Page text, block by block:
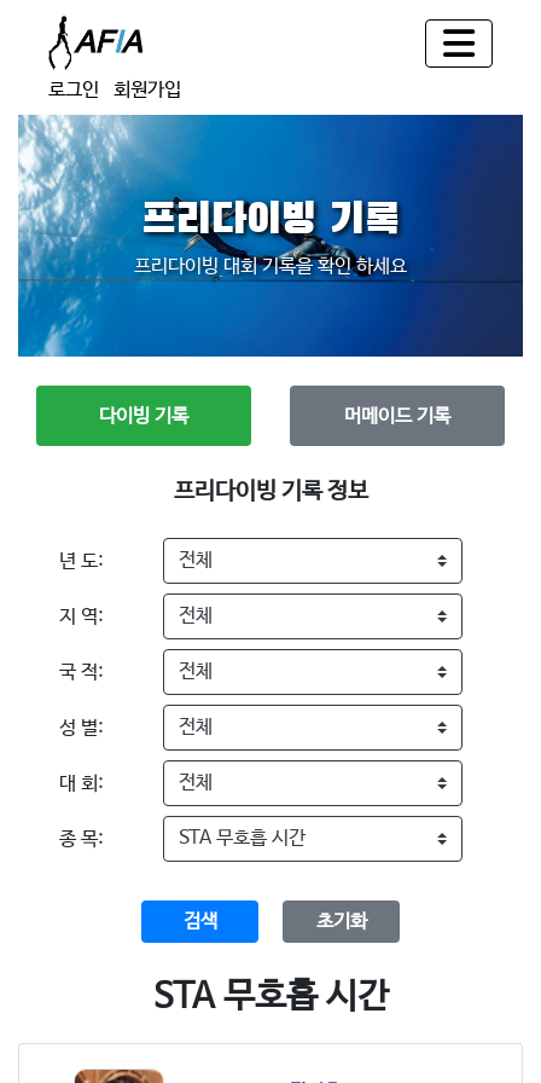
로그인 회원가입
프리다이빙 기록
프리다이빙 대회 기록을 확인 하세요
다이빙 기록 머메이드 기록
프리다이빙 기록 정보
년 도:
지 역:
국 적:
성 별:
대 회:
종 목:
검색 초기화
STA 무호흡 시간